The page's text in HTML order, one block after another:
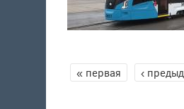
« первая ‹